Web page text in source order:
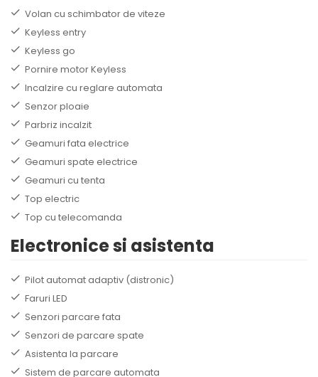
Volan cu schimbator de viteze
Keyless entry
Keyless go
Pornire motor Keyless
Incalzire cu reglare automata
Senzor ploaie
Parbriz incalzit
Geamuri fata electrice
Geamuri spate electrice
Geamuri cu tenta
Top electric
Top cu telecomanda
Electronice si asistenta
Pilot automat adaptiv (distronic)
Faruri LED
Senzori parcare fata
Senzori de parcare spate
Asistenta la parcare
Sistem de parcare automata